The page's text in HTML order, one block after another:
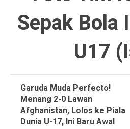
Sepak Bola
U17
Garuda Muda Perfecto!
Menang 2-0 Lawan
Afghanistan, Lolos ke Piala
Dunia U-17, Ini Baru Awal